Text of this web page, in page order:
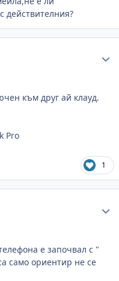
действителния?
към друг ай клауд.
Pro
1
е започвал с "
само ориентир не се